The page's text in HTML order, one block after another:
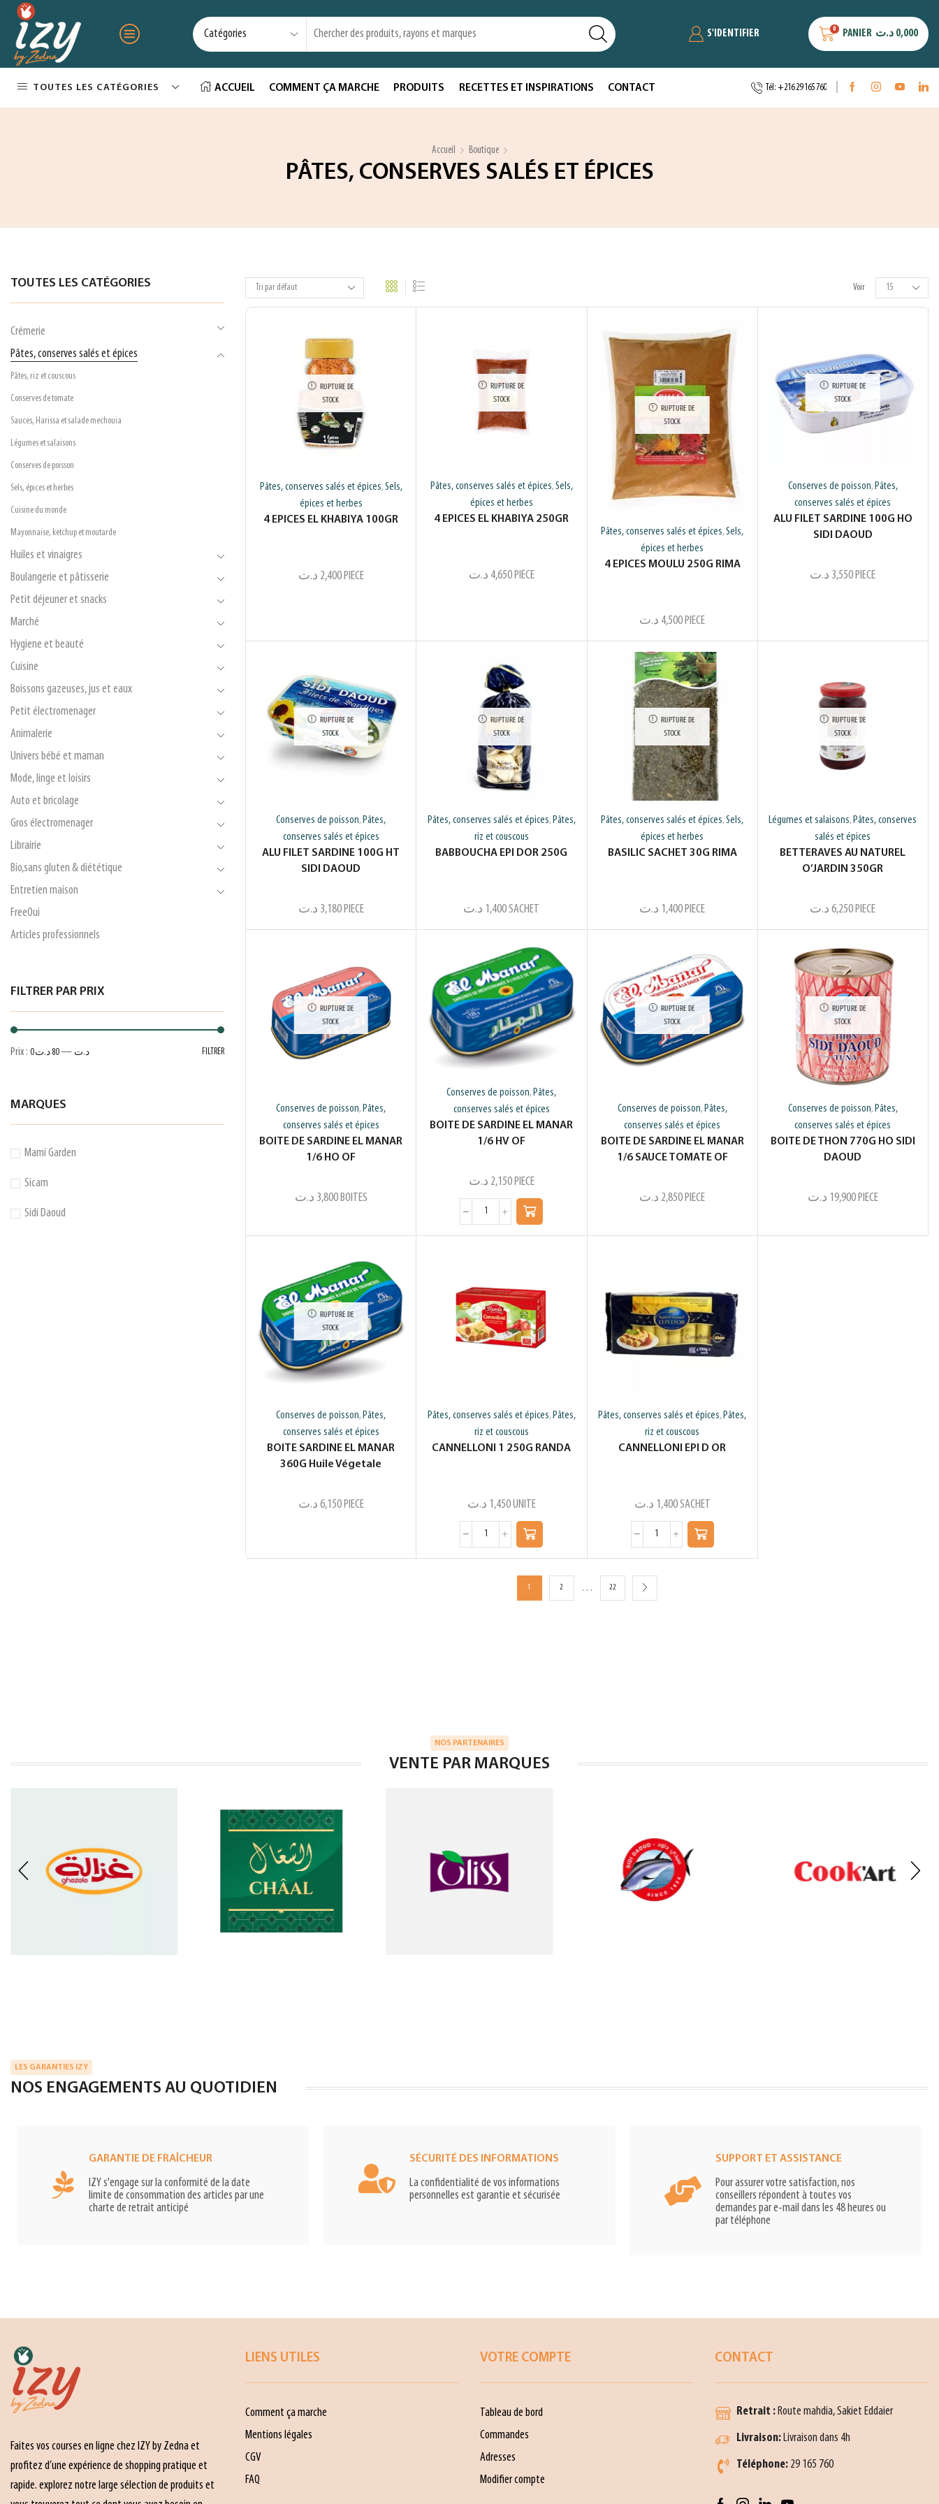
S'IDENTIFIER 0 PANIER 0,000 د.ت
TOUTES LES CATÉGORIES ACCUEIL COMMENT ÇA MARCHE PRODUITS RECETTES ET INSPIRATIONS CONTACT Tél: +216 29 165 760
Accueil Boutique
PÂTES, CONSERVES SALÉS ET ÉPICES
Voir
RUPTURE DE
STOCK
Pâtes, conserves salés et épices, Sels,
épices et herbes
4 EPICES EL KHABIYA 100GR
2,400 د.ت PIECE
RUPTURE DE
STOCK
Pâtes, conserves salés et épices, Sels,
épices et herbes
4 EPICES EL KHABIYA 250GR
4,650 د.ت PIECE
RUPTURE DE
STOCK
Pâtes, conserves salés et épices,Sels,
épices et herbes
4 EPICES MOULU 250G RIMA
4,500 د.ت PIECE
RUPTURE DE
STOCK
Conserves de poisson, Pâtes,
conserves salés et épices
ALU FILET SARDINE 100G HO
SIDI DAOUD
3,550 د.ت PIECE
RUPTURE DE
STOCK
Conserves de poisson,Pâtes,
conserves salés et épices
ALU FILET SARDINE 100G HT
SIDI DAOUD
3,180 د.ت PIECE
RUPTURE DE
STOCK
Pâtes, conserves salés et épices, Pâtes,
riz et couscous
BABBOUCHA EPI DOR 250G
1,400 د.ت SACHET
RUPTURE DE
STOCK
Pâtes, conserves salés et épices,Sels,
épices et herbes
BASILIC SACHET 30G RIMA
1,400 د.ت PIECE
RUPTURE DE
STOCK
Légumes et salaisons,Pâtes, conserves
salés et épices
BETTERAVES AU NATUREL
O’JARDIN 350GR
6,250 د.ت PIECE
RUPTURE DE
STOCK
Conserves de poisson,Pâtes,
conserves salés et épices
BOITE DE SARDINE EL MANAR
1/6 HO OF
3,800 د.ت BOITES
Conserves de poisson,Pâtes,
conserves salés et épices
BOITE DE SARDINE EL MANAR
1/6 HV OF
2,150 د.ت PIECE
RUPTURE DE
STOCK
Conserves de poisson, Pâtes,
conserves salés et épices
BOITE DE SARDINE EL MANAR
1/6 SAUCE TOMATE OF
2,850 د.ت PIECE
RUPTURE DE
STOCK
Conserves de poisson, Pâtes,
conserves salés et épices
BOITE DE THON 770G HO SIDI
DAOUD
19,900 د.ت PIECE
RUPTURE DE
STOCK
Conserves de poisson, Pâtes,
conserves salés et épices
BOITE SARDINE EL MANAR
360G Huile Végetale
6,150 د.ت PIECE
Pâtes, conserves salés et épices, Pâtes,
riz et couscous
CANNELLONI 1 250G RANDA
1,450 د.ت UNITE
Pâtes, conserves salés et épices, Pâtes,
riz et couscous
CANNELLONI EPI D OR
1,400 د.ت SACHET
1 2 … 22
TOUTES LES CATÉGORIES
Crémerie
Pâtes, conserves salés et épices
Pâtes, riz et couscous
Conserves de tomate
Sauces, Harissa et salade mechouia
Légumes et salaisons
Conserves de poisson
Sels, épices et herbes
Cuisine du monde
Mayonnaise, ketchup et moutarde
Huiles et vinaigres
Boulangerie et pâtisserie
Petit déjeuner et snacks
Marché
Hygiene et beauté
Cuisine
Boissons gazeuses, jus et eaux
Petit électromenager
Animalerie
Univers bébé et maman
Mode, linge et loisirs
Auto et bricolage
Gros électromenager
Librairie
Bio,sans gluten & diététique
Entretien maison
FreeOui
Articles professionnels
FILTRER PAR PRIX
FILTRER
Prix : 0 د.ت —80 د.ت
MARQUES
Mami Garden
Sicam
Sidi Daoud
NOS PARTENAIRES
VENTE PAR MARQUES
LES GARANTIES IZY
NOS ENGAGEMENTS AU QUOTIDIEN
GARANTIE DE FRAÎCHEUR
IZY s'engage sur la conformité de la date
limite de consommation des articles par une
charte de retrait anticipé
SÉCURITÉ DES INFORMATIONS
La confidentialité de vos informations
personnelles est garantie et sécurisée
SUPPORT ET ASSISTANCE
Pour assurer votre satisfaction, nos
conseillers répondent à toutes vos
demandes par e-mail dans les 48 heures ou
par téléphone
Faites vos courses en ligne chez IZY by Zedna et
profitez d’une expérience de shopping pratique et
rapide. explorez notre large sélection de produits et
LIENS UTILES
Comment ça marche
Mentions légales
CGV
FAQ
VOTRE COMPTE
Tableau de bord
Commandes
Adresses
Modifier compte
CONTACT
Retrait : Route mahdia, Sakiet Eddaier
Livraison: Livraison dans 4h
Téléphone: 29 165 760